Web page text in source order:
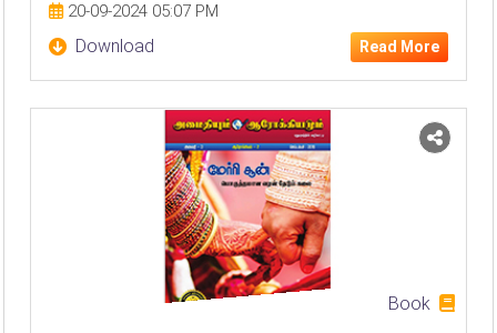
20-09-2024 05:07 PM
Download Read More
Book